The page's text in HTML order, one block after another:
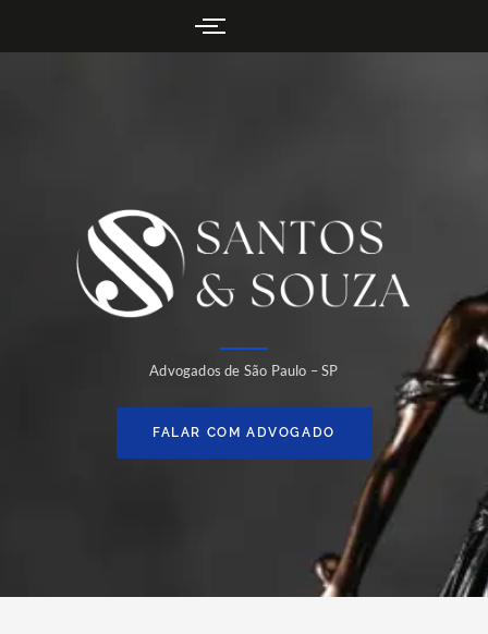
Advogados de São Paulo – SP
FALAR COM ADVOGADO